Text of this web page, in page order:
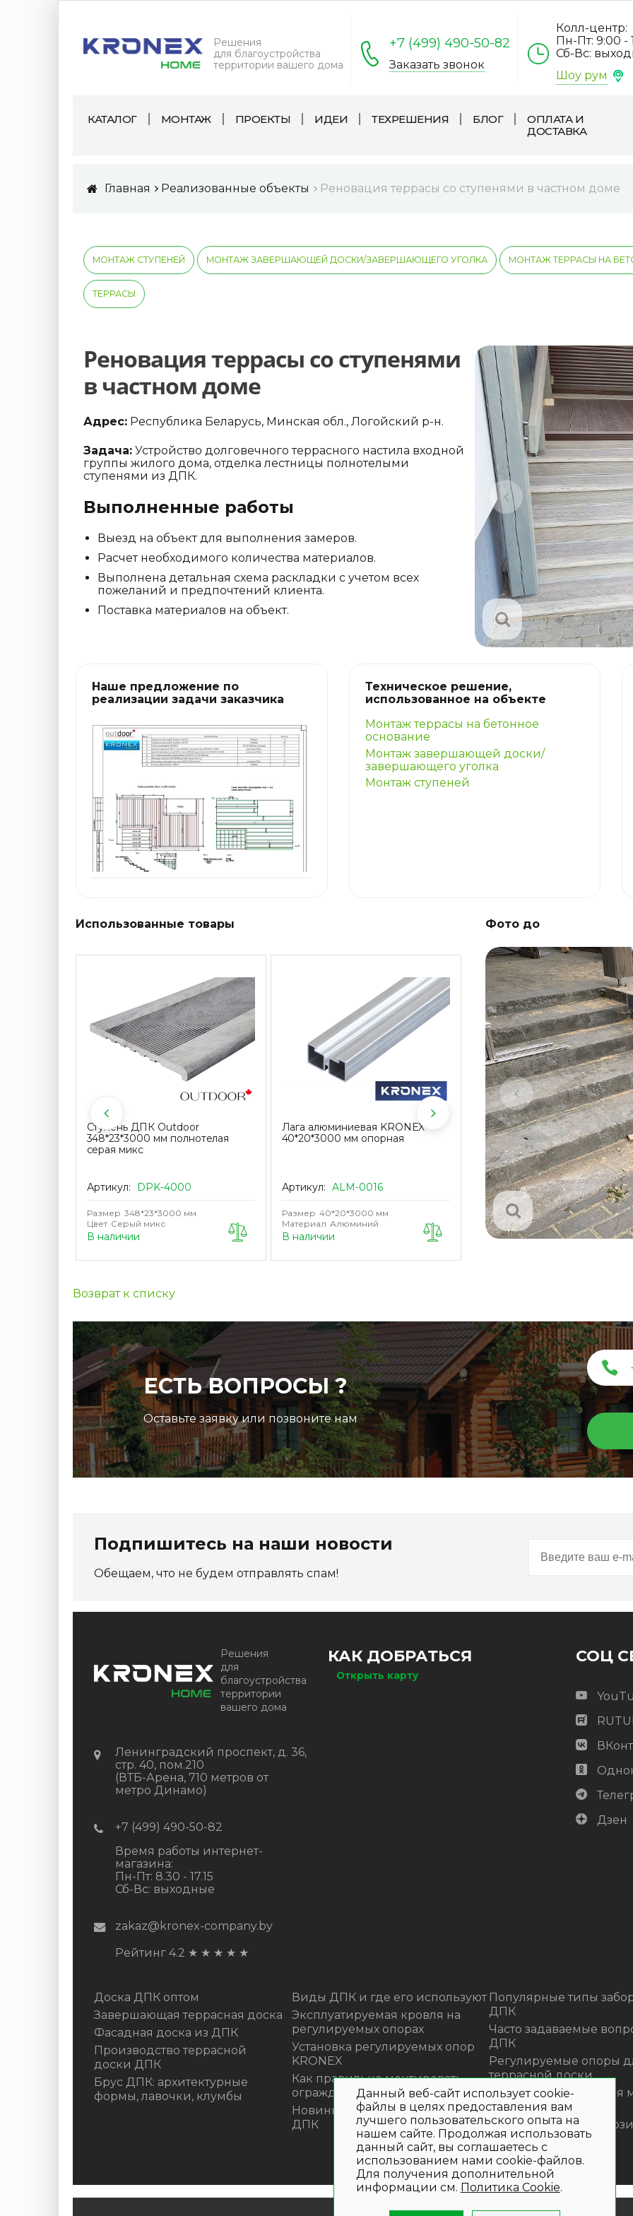
Решения
для благоустройства
территории вашего дома
+7 (499) 490-50-82
Заказать звонок
Колл-центр:
Пн-Пт: 9:00 -
Сб-Вс:
Шоу рум
КАТАЛОГ МОНТАЖ ПРОЕКТЫ ИДЕИ ТЕХРЕШЕНИЯ БЛОГ
ОПЛАТА И
ДОСТАВКА
Главная Реализованные объекты Реновация террасы со ступенями в частном доме
МОНТАЖ СТУПЕНЕЙ МОНТАЖ ЗАВЕРШАЮЩЕЙ ДОСКИ/ЗАВЕРШАЮЩЕГО УГОЛКА МОНТАЖ ТЕРРАСЫ НА
ТЕРРАСЫ
Реновация террасы со ступенями
в частном доме
Адрес: Республика Беларусь, Минская обл., Логойский р-н.
Задача: Устройство долговечного террасного настила входной
группы жилого дома, отделка лестницы полнотелыми
ступенями из ДПК.
Выполненные работы
Выезд на объект для выполнения замеров.
Расчет необходимого количества материалов.
Выполнена детальная схема раскладки с учетом всех
пожеланий и предпочтений клиента.
Поставка материалов на объект.
Наше предложение по
реализации задачи заказчика
Техническое решение,
использованное на объекте
Монтаж террасы на бетонное
основание
Монтаж завершающей доски/
завершающего уголка
Монтаж ступеней
Фото до
Использованные товары
Ступень ДПК Outdoor
348*23*3000 мм полнотелая
серая микс
Артикул: DPK-4000
Размер 348*23*3000 мм
Цвет Серый микс
В наличии
Лага алюминиевая KRONEX
40*20*3000 мм опорная
Артикул: ALM-0016
Размер 40*20*3000 мм
Материал Алюминий
В наличии
Крепеж промежуточный
KRONEX № 9 для алюмин.
KRONEX (упак/100 шт)
Артикул: KRN-0036
Размер 40*9 мм
В наличии
Возврат к списку
ЕСТЬ ВОПРОСЫ ?
Оставьте заявку или позвоните нам
Подпишитесь на наши новости
Обещаем, что не будем отправлять спам!
Решения
для
благоустройства
территории
вашего дома
Ленинградский проспект, д. 36,
стр. 40, пом.210
(ВТБ-Арена, 710 метров от
метро Динамо)
+7 (499) 490-50-82
Время работы интернет-
магазина:
Пн-Пт: 8.30 - 17.15
Сб-Вс: выходные
zakaz@kronex-company.by
Рейтинг 4.2 ★ ★ ★ ★ ★
КАК ДОБРАТЬСЯ
Открыть карту
СОЦ
Дзен
Доска ДПК оптом
Завершающая террасная доска
Фасадная доска из ДПК
Производство террасной
доски ДПК
Брус ДПК: архитектурные
формы, лавочки, клумбы
Виды ДПК и где его используют
Эксплуатируемая кровля на
регулируемых опорах
Установка регулируемых опор
KRONEX
Как правильно монтировать
ограждения из ДПК?
Новинка! Моющее средство для
ДПК
Популярные типы
ДПК
Часто задаваемые
ДПК
Регулируемые опоры
террасной доски
Премиальная садовая
из ротанга Outdoor
Нескользящие
ступени
Данный веб-сайт использует cookie-
файлы в целях предоставления вам
лучшего пользовательского опыта на
нашем сайте. Продолжая использовать
данный сайт, вы соглашаетесь с
использованием нами cookie-файлов.
Для получения дополнительной
информации см. Политика Cookie.